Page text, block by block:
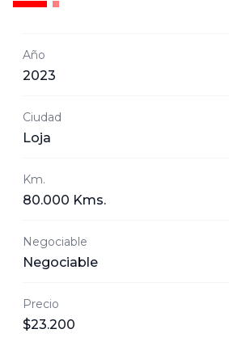
Año
2023
Ciudad
Loja
Km.
80.000 Kms.
Negociable
Negociable
Precio
$23.200